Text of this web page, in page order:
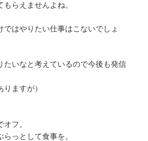
らえませんよね。
ではやりたい仕事はこないでしょ
たいなと考えているので今後も発信
りますが）
フ。
っとして食事を。